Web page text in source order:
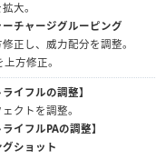
大。
ーチャージグルーピング
正し、威力配分を調整。
方修正。
ライフルの調整】
クトを調整。
ライフルPAの調整】
グショット